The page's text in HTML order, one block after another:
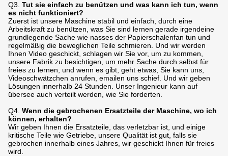
Q3. Tut sie einfach zu benützen und was kann ich tun, wenn
es nicht funktioniert?
Zuerst ist unsere Maschine stabil und einfach, durch eine
Arbeitskraft zu benützen, was Sie sind lernen gerade irgendeine
grundlegende Sache wie nasses der Papierschalenfan tun und
regelmäßig die beweglichen Teile schmieren. Und wir werden
Ihnen Video geschickt, schlagen wir Sie vor, um zu kommen,
unsere Fabrik zu besichtigen, um mehr Sache durch selbst für
freies zu lernen, und wenn es gibt, geht etwas, Sie kann uns,
Videoschwätzchen anrufen, emailen uns schief. Und wir geben
Lösungen innerhalb 24 Stunden. Unser Ingenieur kann auf
übersee auch verteilt werden, wie Sie forderten.
Q4. Wenn die gebrochenen Ersatzteile der Maschine, wo ich
können, erhalten?
Wir geben Ihnen die Ersatzteile, das verletzbar ist, und einige
kritische Teile wie Getriebe, unsere Qualität ist gut, falls sie
gebrochen innerhalb eines Jahres, wir geschickt Ihnen für freies
wird.